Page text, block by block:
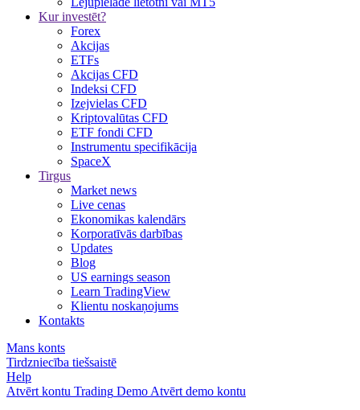
Kur investēt?
Forex
Akcijas
ETFs
Akcijas CFD
Indeksi CFD
Izejvielas CFD
Kriptovalūtas CFD
ETF fondi CFD
Instrumentu specifikācija
SpaceX
Tirgus
Market news
Live cenas
Ekonomikas kalendārs
Korporatīvās darbības
Updates
Blog
US earnings season
Learn TradingView
Klientu noskaņojums
Kontakts
Mans konts
Tirdzniecība tiešsaistē
Help
Atvērt kontu Trading Demo Atvērt demo kontu